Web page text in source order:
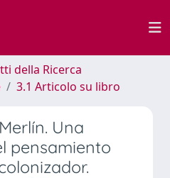
della Ricerca
3.1 Articolo su libro
Una
pensamiento